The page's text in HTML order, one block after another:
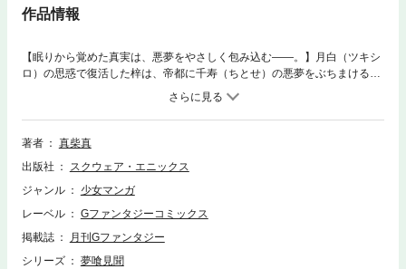
作品情報
【眠りから覚めた真実は、悪夢をやさしく包み込む――。】月白（ツキシ
ロ）の思惑で復活した梓は、帝都に千寿（ちとせ）の悪夢をぶちまける。
混沌とする帝都の中、蛭孤は梓の下へと向かう。帝都を救うために蛭孤が
成すべきことは…。衝撃の最終巻!!(C)2007 Shin Mashiba
著者
真柴真
出版社
スクウェア・エニックス
ジャンル
少女マンガ
レーベル
Gファンタジーコミックス
掲載誌
月刊Gファンタジー
シリーズ
夢喰見聞